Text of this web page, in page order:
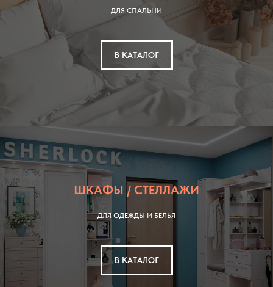
ДЛЯ СПАЛЬНИ
В КАТАЛОГ
ШКАФЫ / СТЕЛЛАЖИ
ДЛЯ ОДЕЖДЫ И БЕЛЬЯ
В КАТАЛОГ